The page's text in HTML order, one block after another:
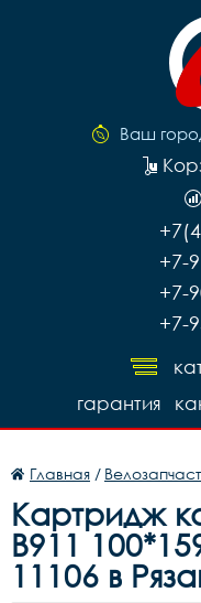
Ваш
+7-
+7-
+7-
гарантия
Главная /
Картридж
B911
11106 в